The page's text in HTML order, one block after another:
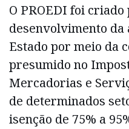
O PROEDI foi
desenvolvimento
Estado por meio da
presumido no
Mercadorias e
de determinados
isenção de 75% a